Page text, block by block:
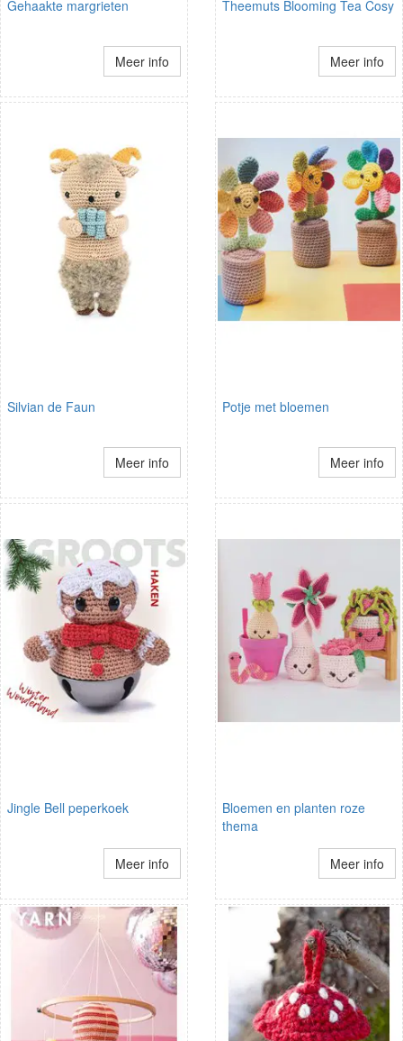
Gehaakte margrieten
Meer info
Theemuts Blooming Tea Cosy
Meer info
Silvian de Faun
Meer info
Potje met bloemen
Meer info
Jingle Bell peperkoek
Meer info
Bloemen en planten roze
thema
Meer info